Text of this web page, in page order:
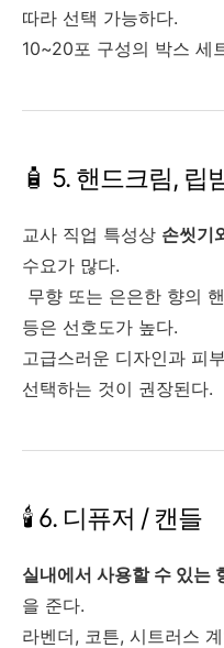
따라 선택 가능하다.
10~20포 구성의 박스 세
🧴 5. 핸드크림, 립
교사 직업 특성상 손씻기
수요가 많다.
무향 또는 은은한 향의
등은 선호도가 높다.
고급스러운 디자인과 피
선택하는 것이 권장된다.
🕯️ 6. 디퓨저 / 캔들
실내에서 사용할 수 있는
을 준다.
라벤더, 코튼, 시트러스